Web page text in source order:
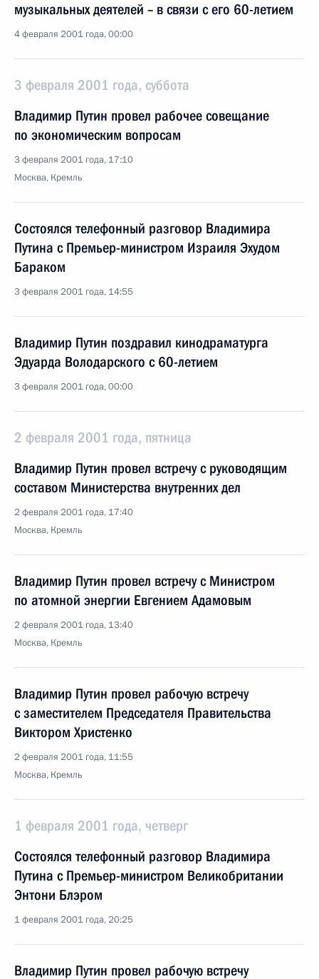
музыкальных деятелей – в связи с его 60-летием
4 февраля 2001 года, 00:00
3 февраля 2001 года, суббота
Владимир Путин провел рабочее совещание
по экономическим вопросам
3 февраля 2001 года, 17:10
Москва, Кремль
Состоялся телефонный разговор Владимира
Путина с Премьер-министром Израиля Эхудом
Бараком
3 февраля 2001 года, 14:55
Владимир Путин поздравил кинодраматурга
Эдуарда Володарского с 60-летием
3 февраля 2001 года, 00:00
2 февраля 2001 года, пятница
Владимир Путин провел встречу с руководящим
составом Министерства внутренних дел
2 февраля 2001 года, 17:40
Москва, Кремль
Владимир Путин провел встречу с Министром
по атомной энергии Евгением Адамовым
2 февраля 2001 года, 13:40
Москва, Кремль
Владимир Путин провел рабочую встречу
с заместителем Председателя Правительства
Виктором Христенко
2 февраля 2001 года, 11:55
Москва, Кремль
1 февраля 2001 года, четверг
Состоялся телефонный разговор Владимира
Путина с Премьер-министром Великобритании
Энтони Блэром
1 февраля 2001 года, 20:25
Владимир Путин провел рабочую встречу